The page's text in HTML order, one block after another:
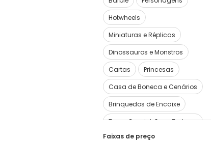
Hotwheels
Miniaturas e Réplicas
Dinossauros e Monstros
Cartas
Princesas
Casa de Boneca e Cenários
Brinquedos de Encaixe
Trens, Caminhões e Tratores
Faixas de preço